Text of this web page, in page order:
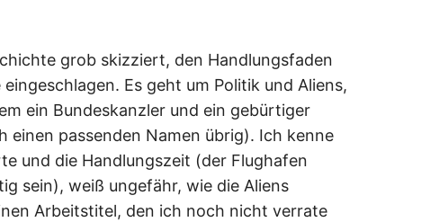
grob skizziert, den Handlungsfaden
Es geht um Politik und Aliens,
ein Bundeskanzler und ein gebürtiger
einen passenden Namen übrig). Ich kenne
und die Handlungszeit (der Flughafen
sein), weiß ungefähr, wie die Aliens
Arbeitstitel, den ich noch nicht verrate